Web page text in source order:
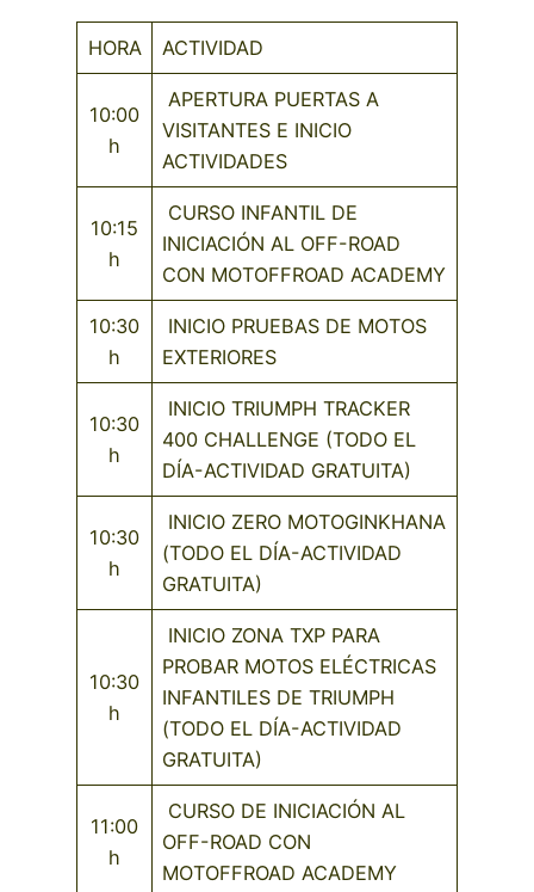
HORA ACTIVIDAD
10:00
h
APERTURA PUERTAS A
VISITANTES E INICIO
ACTIVIDADES
10:15
h
CURSO INFANTIL DE
INICIACIÓN AL OFF-ROAD
CON MOTOFFROAD ACADEMY
10:30
h
INICIO PRUEBAS DE MOTOS
EXTERIORES
10:30
h
INICIO TRIUMPH TRACKER
400 CHALLENGE (TODO EL
DÍA-ACTIVIDAD GRATUITA)
10:30
h
INICIO ZERO MOTOGINKHANA
(TODO EL DÍA-ACTIVIDAD
GRATUITA)
10:30
h
INICIO ZONA TXP PARA
PROBAR MOTOS ELÉCTRICAS
INFANTILES DE TRIUMPH
(TODO EL DÍA-ACTIVIDAD
GRATUITA)
11:00
h
CURSO DE INICIACIÓN AL
OFF-ROAD CON
MOTOFFROAD ACADEMY